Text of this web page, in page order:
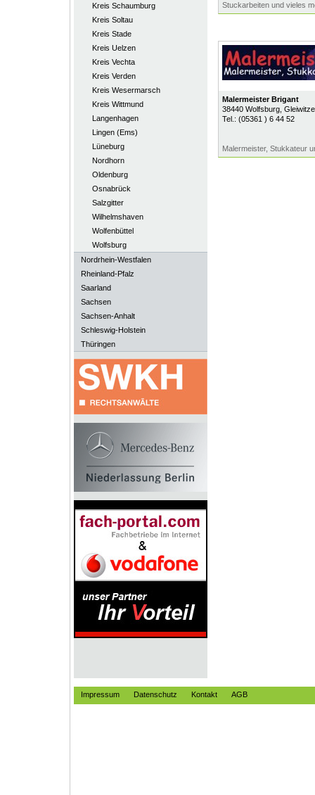
Kreis Schaumburg
Kreis Soltau
Kreis Stade
Kreis Uelzen
Kreis Vechta
Kreis Verden
Kreis Wesermarsch
Kreis Wittmund
Langenhagen
Lingen (Ems)
Lüneburg
Nordhorn
Oldenburg
Osnabrück
Salzgitter
Wilhelmshaven
Wolfenbüttel
Wolfsburg
Nordrhein-Westfalen
Rheinland-Pfalz
Saarland
Sachsen
Sachsen-Anhalt
Schleswig-Holstein
Thüringen
Stuckarbeiten und vieles
Malermeister Brigant
38440 Wolfsburg,
Tel.: (05361 ) 6 44 52
Malermeister, Stukkateur
Impressum Datenschutz Kontakt AGB